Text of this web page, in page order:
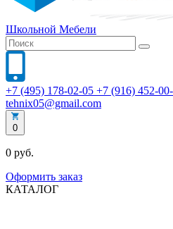
Школьной Мебели
+7 (495) 178-02-05 +7 (916) 452-
tehnix05@gmail.com
0
0 руб.
Оформить заказ
КАТАЛОГ